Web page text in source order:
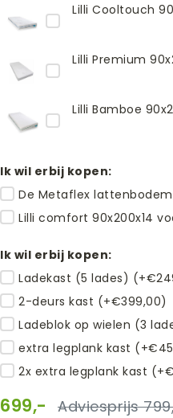
Lilli Cooltouch
Lilli Premium
Lilli Bamboe
Ik wil erbij kopen:
De Metaflex
Lilli comfort 90x200x14
Ik wil erbij kopen:
Ladekast (5 lades)
2-deurs kast (+€399,00)
Ladeblok op wielen (3
extra legplank kast
2x extra legplank kast
699,-